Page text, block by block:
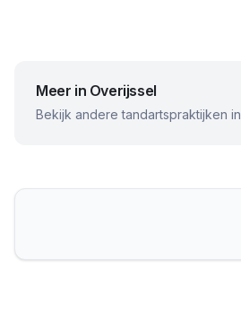
Meer in Overijssel
Bekijk andere tandartspraktijken